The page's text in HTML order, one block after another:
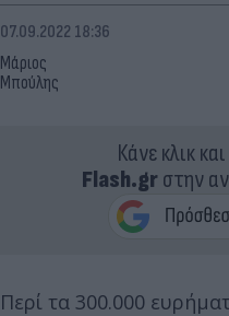
Μάριος
Μπούλης
07.09.2022 18:36
Κάνε κλικ
Flash.grστην
Περί τα 300.000